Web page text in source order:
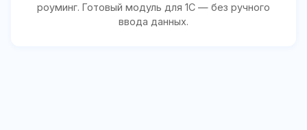
роуминг. Готовый модуль для 1С — без ручного
ввода данных.